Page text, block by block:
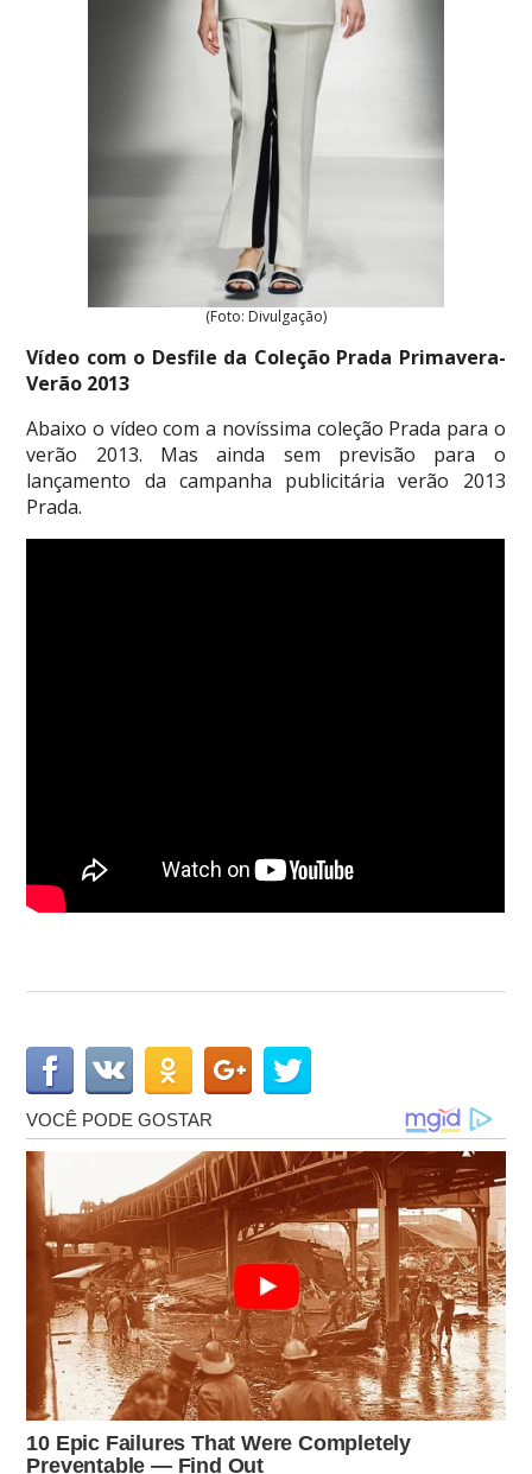
(Foto: Divulgação)
Vídeo com o Desfile da Coleção Prada Primavera-
Verão 2013
Abaixo o vídeo com a novíssima coleção Prada para o
verão 2013. Mas ainda sem previsão para o
lançamento da campanha publicitária verão 2013
Prada.